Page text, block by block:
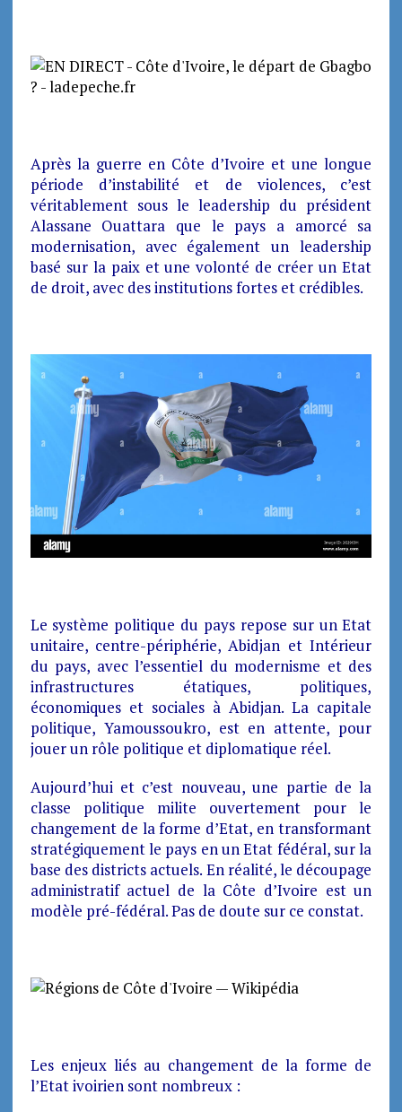
Après la guerre en Côte d’Ivoire et une longue
période d’instabilité et de violences, c’est
véritablement sous le leadership du président
Alassane Ouattara que le pays a amorcé sa
modernisation, avec également un leadership
basé sur la paix et une volonté de créer un Etat
de droit, avec des institutions fortes et crédibles.
Le système politique du pays repose sur un Etat
unitaire, centre-périphérie, Abidjan et Intérieur
du pays, avec l’essentiel du modernisme et des
infrastructures étatiques, politiques,
économiques et sociales à Abidjan. La capitale
politique, Yamoussoukro, est en attente, pour
jouer un rôle politique et diplomatique réel.
Aujourd’hui et c’est nouveau, une partie de la
classe politique milite ouvertement pour le
changement de la forme d’Etat, en transformant
stratégiquement le pays en un Etat fédéral, sur la
base des districts actuels. En réalité, le découpage
administratif actuel de la Côte d’Ivoire est un
modèle pré-fédéral. Pas de doute sur ce constat.
Les enjeux liés au changement de la forme de
l’Etat ivoirien sont nombreux :